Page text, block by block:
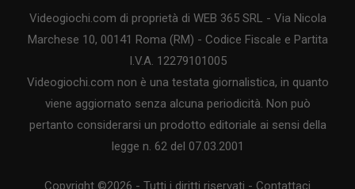
Videogiochi.com di proprietà di WEB 365 SRL - Via Nicola
Marchese 10, 00141 Roma (RM) - Codice Fiscale e Partita
I.V.A. 12279101005
Videogiochi.com non è una testata giornalistica, in quanto
viene aggiornato senza alcuna periodicità. Non può
pertanto considerarsi un prodotto editoriale ai sensi della
legge n. 62 del 07.03.2001
Copyright ©2026 - Tutti i diritti riservati - Contattaci